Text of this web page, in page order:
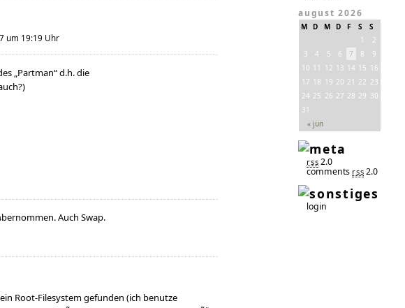
um 19:19 Uhr
„Partman“ d.h. die
Auch Swap.
Root-Filesystem gefunden (ich benutze
august 2026
M D M D F S S
« jun
1
2
3
4 5 6 7 8
9
10 11 12 13 14 15 16
17 18 19 20 21 22 23
24 25 26 27 28 29 30
31
rss 2.0
comments rss 2.0
login